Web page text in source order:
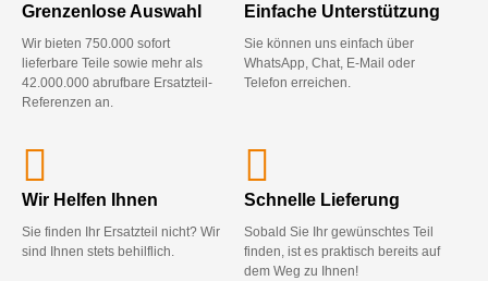
Grenzenlose Auswahl
Wir bieten 750.000 sofort
lieferbare Teile sowie mehr als
42.000.000 abrufbare Ersatzteil-
Referenzen an.
Einfache Unterstützung
Sie können uns einfach über
WhatsApp, Chat, E-Mail oder
Telefon erreichen.
Wir Helfen Ihnen
Sie finden Ihr Ersatzteil nicht? Wir
sind Ihnen stets behilflich.
Schnelle Lieferung
Sobald Sie Ihr gewünschtes Teil
finden, ist es praktisch bereits auf
dem Weg zu Ihnen!